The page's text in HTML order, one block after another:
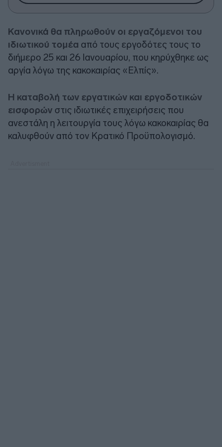
Κανονικά θα πληρωθούν οι εργαζόμενοι του
ιδιωτικού τομέα από τους εργοδότες τους το
διήμερο 25 και 26 Ιανουαρίου, που κηρύχθηκε ως
αργία λόγω της κακοκαιρίας «Ελπίς».
Η καταβολή των εργατικών και εργοδοτικών
εισφορών στις ιδιωτικές επιχειρήσεις που
ανεστάλη η λειτουργία τους λόγω κακοκαιρίας θα
καλυφθούν από τον Κρατικό Προϋπολογισμό.